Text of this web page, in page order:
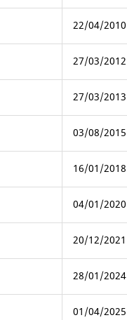
22/04/2010
27/03/2012
27/03/2013
03/08/2015
16/01/2018
04/01/2020
20/12/2021
28/01/2024
01/04/2025